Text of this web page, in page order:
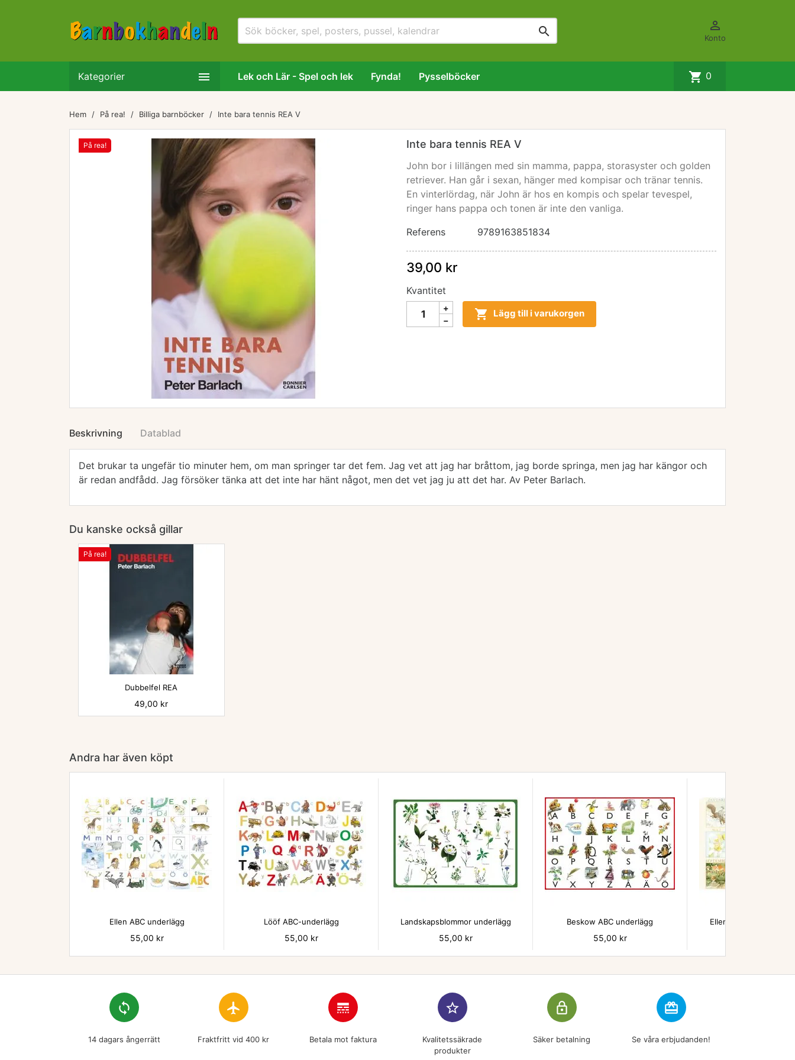
 
Konto
Kategorier  Lek och Lär - Spel och lek Fynda! Pysselböcker shopping_cart 0
Hem På rea! Billiga barnböcker Inte bara tennis REA V
På rea! Inte bara tennis REA V
John bor i lillängen med sin mamma, pappa, storasyster och golden
retriever. Han går i sexan, hänger med kompisar och tränar tennis.
En vinterlördag, när John är hos en kompis och spelar tevespel,
ringer hans pappa och tonen är inte den vanliga.
Referens
9789163851834
39,00 kr
Kvantitet
 Lägg till i varukorgen
Beskrivning Datablad
Det brukar ta ungefär tio minuter hem, om man springer tar det fem. Jag vet att jag har bråttom, jag borde springa, men jag har kängor och
är redan andfådd. Jag försöker tänka att det inte har hänt något, men det vet jag ju att det har. Av Peter Barlach.
Du kanske också gillar
På rea!

Dubbelfel REA
Pris
49,00 kr
Andra har även köpt

Ellen ABC underlägg
Pris
55,00 kr

Lööf ABC-underlägg
Pris
55,00 kr
Landskapsblommor underlägg
Pris
55,00 kr

Beskow ABC underlägg
Pris
55,00 kr
Ellen Månadsbilder
loop
14 dagars ångerrätt
flight
Fraktfritt vid 400 kr
line_style
Betala mot faktura
star_border
Kvalitetssäkrade
produkter
lock_outline
Säker betalning
redeem
Se våra erbjudanden!